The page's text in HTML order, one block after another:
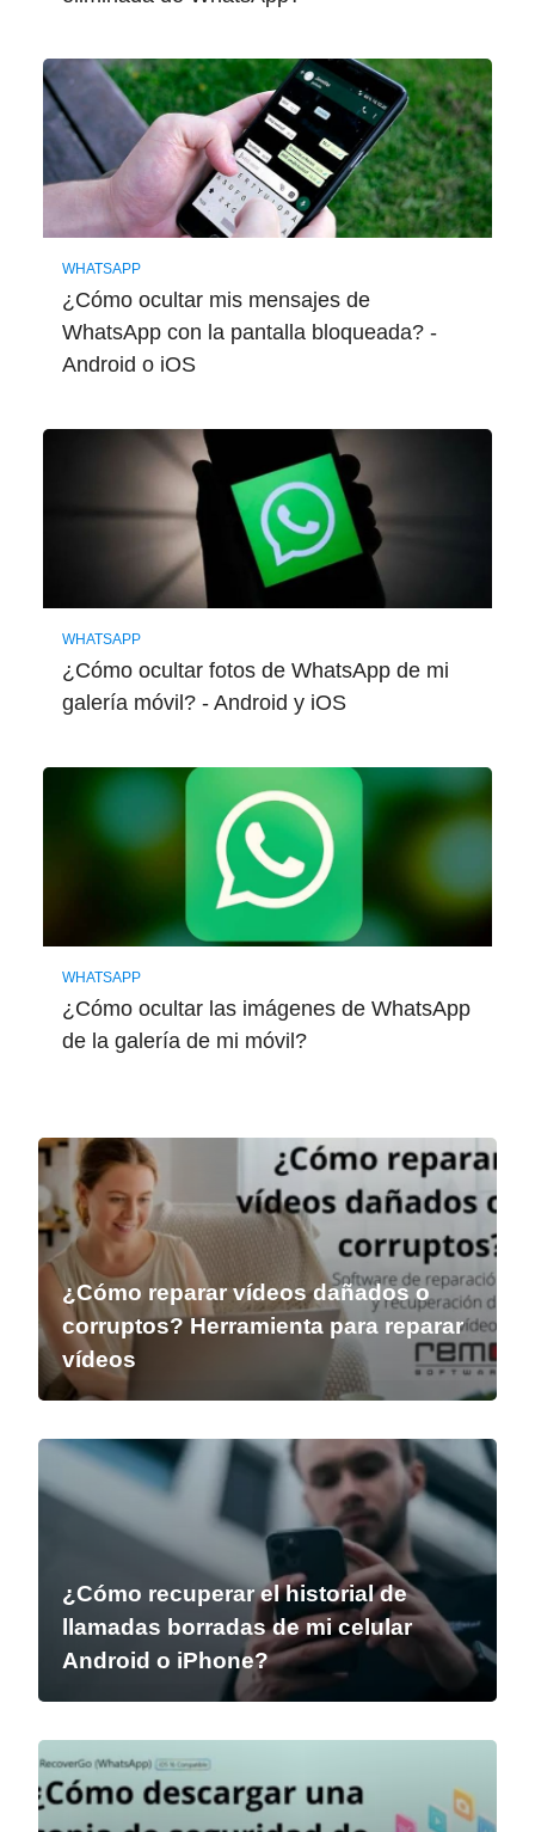
WHATSAPP
¿Cómo ocultar mis mensajes de
WhatsApp con la pantalla bloqueada? -
Android o iOS
WHATSAPP
¿Cómo ocultar fotos de WhatsApp de mi
galería móvil? - Android y iOS
WHATSAPP
¿Cómo ocultar las imágenes de WhatsApp
de la galería de mi móvil?
¿Cómo reparar vídeos dañados o
corruptos? Herramienta para reparar
vídeos
¿Cómo recuperar el historial de
llamadas borradas de mi celular
Android o iPhone?